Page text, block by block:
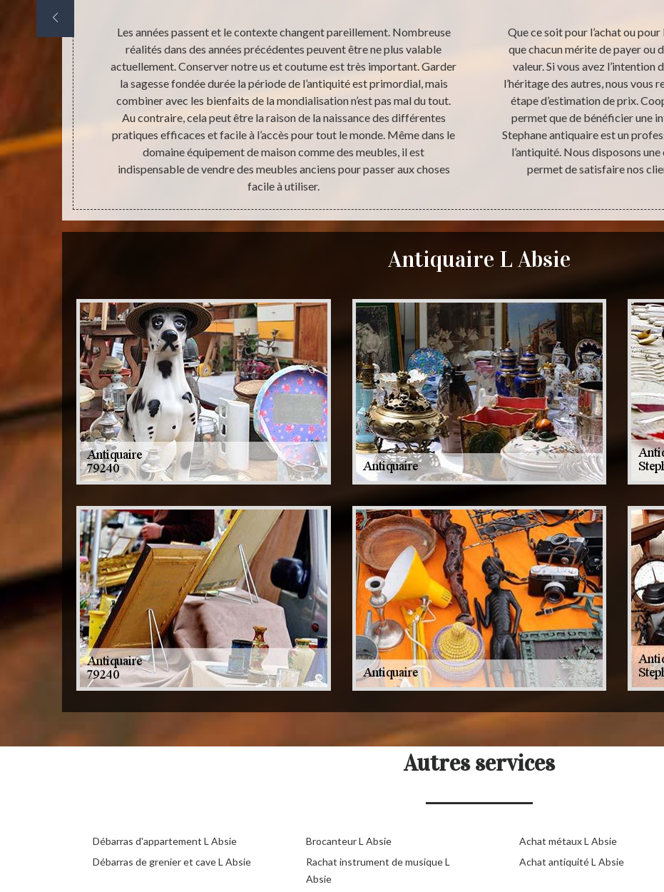
vous avez
Les années passent et le contexte changent pareillement. Nombreuse
réalités dans des années précédentes peuvent être ne plus valable
actuellement. Conserver notre us et coutume est très important. Garder
la sagesse fondée durée la période de l’antiquité est primordial, mais
combiner avec les bienfaits de la mondialisation n’est pas mal du tout.
Au contraire, cela peut être la raison de la naissance des différentes
pratiques efficaces et facile à l’accès pour tout le monde. Même dans le
domaine équipement de maison comme des meubles, il est
indispensable de vendre des meubles anciens pour passer aux choses
facile à utiliser.
Que ce soit pour l’achat ou
que chacun mérite de payer ou
valeur. Si vous avez l’intention
l’héritage des autres, nous vous
étape d’estimation de prix.
permet que de bénéficier une
Stephane antiquaire est un
l’antiquité. Nous disposons
permet de satisfaire nos
Antiquaire L Absie
Autres services
Débarras d'appartement L Absie
Débarras de grenier et cave L Absie
Brocanteur L Absie
Rachat instrument de musique L
Absie
Achat métaux L Absie
Achat antiquité L Absie